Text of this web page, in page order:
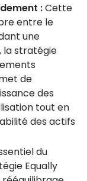
:Cette
entre le
une
la stratégie
de
des
tout en
des actifs
du
Equally